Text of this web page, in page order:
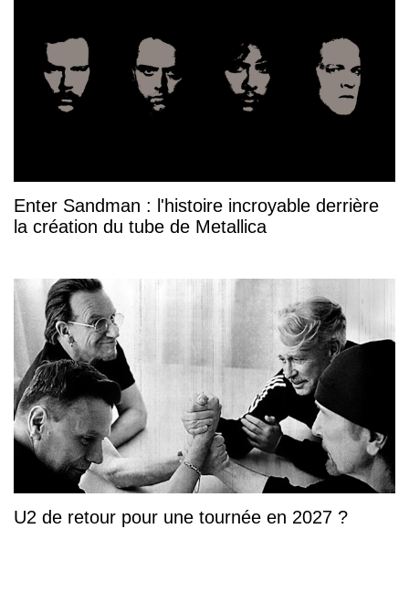
Enter Sandman : l'histoire incroyable derrière
la création du tube de Metallica
U2 de retour pour une tournée en 2027 ?